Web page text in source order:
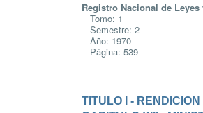
Registro Nacional de Leyes
Tomo: 1
Semestre: 2
Año: 1970
Página: 539
TITULO I -